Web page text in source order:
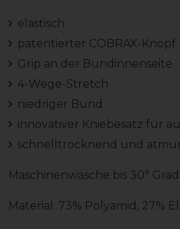
elastisch
patentierter COBRAX-Knopf
Grip an der Bundinnenseite
4-Wege-Stretch
niedriger Bund
innovativer Kniebesatz für
schnelltrocknend und
Maschinenwäsche bis 30°
Material: 73% Polyamid, 27%